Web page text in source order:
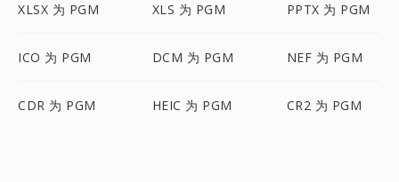
XLSX 为 PGM XLS 为 PGM PPTX 为 PGM
ICO 为 PGM DCM 为 PGM NEF 为 PGM
CDR 为 PGM HEIC 为 PGM CR2 为 PGM